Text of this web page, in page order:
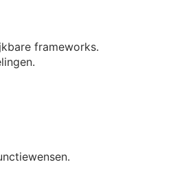
frameworks.